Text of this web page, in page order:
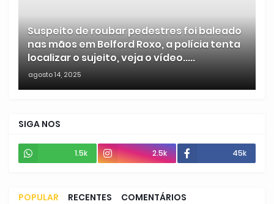
Suspeito de roubar pedestres foi baleado
nas mãos em Belford Roxo, a polícia tenta
localizar o sujeito, veja o vídeo.....
agosto 14, 2025
SIGA NOS
1.5k 2.5k 45k
POPULAR RECENTES COMENTÁRIOS